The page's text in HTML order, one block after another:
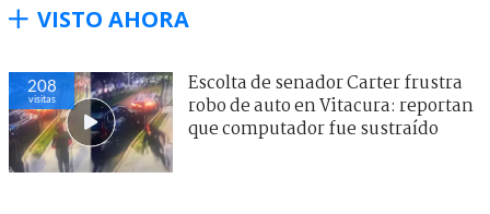
VISTO AHORA
208
visitas
Escolta de senador Carter frustra
robo de auto en Vitacura: reportan
que computador fue sustraído